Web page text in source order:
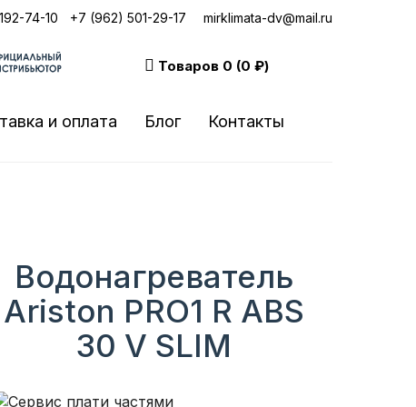
74-10 +7 (962) 501-29-17 mirklimata-dv@mail.ru
Товаров 0 (0 ₽)
и оплата Блог Контакты
Водонагреватель
Ariston PRO1 R ABS
30 V SLIM